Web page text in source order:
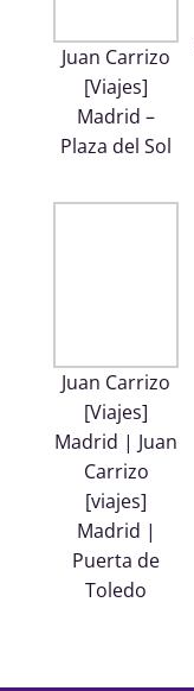
Juan Carrizo
[Viajes]
Madrid –
Plaza del Sol
Juan Carrizo
[Viajes]
Madrid | Juan
Carrizo
[viajes]
Madrid |
Puerta de
Toledo